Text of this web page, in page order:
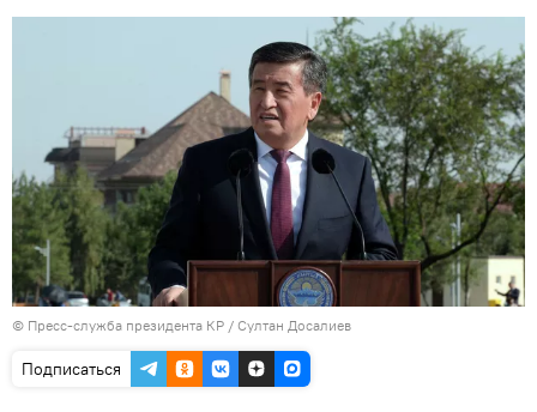
© Пресс-служба президента КР / Султан Досалиев
Подписаться